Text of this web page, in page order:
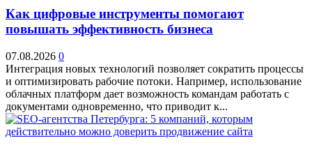
Как цифровые инструменты помогают
повышать эффективность бизнеса
07.08.2026 0
Интеграция новых технологий позволяет сократить процессы
и оптимизировать рабочие потоки. Например, использование
облачных платформ дает возможность командам работать с
документами одновременно, что приводит к...